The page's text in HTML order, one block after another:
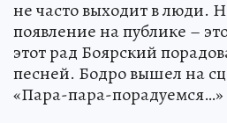
не часто выходит в люди.
появление на публике –
этот рад Боярский
песней. Бодро вышел на
«Пара-пара-порадуемся…»